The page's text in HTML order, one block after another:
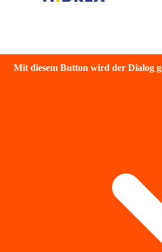
Mit diesem Button wird der Dialog